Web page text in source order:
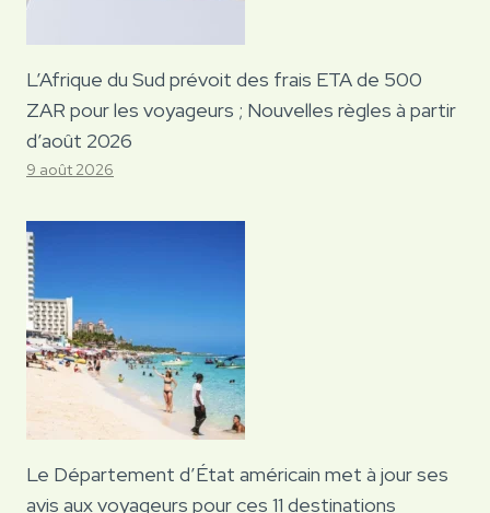
L’Afrique du Sud prévoit des frais ETA de 500
ZAR pour les voyageurs ; Nouvelles règles à partir
d’août 2026
9 août 2026
Le Département d’État américain met à jour ses
avis aux voyageurs pour ces 11 destinations